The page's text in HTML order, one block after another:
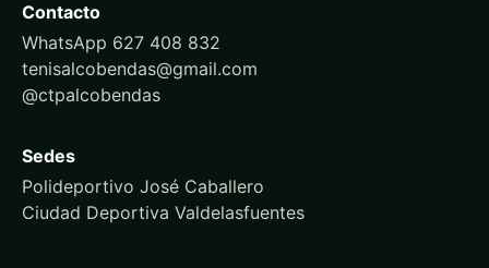
Contacto
WhatsApp 627 408 832
tenisalcobendas@gmail.com
@ctpalcobendas
Sedes
Polideportivo José Caballero
Ciudad Deportiva Valdelasfuentes